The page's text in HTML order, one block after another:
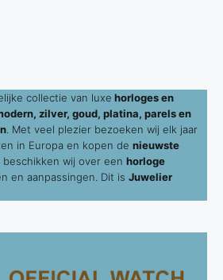
collectie van luxe horloges en
zilver, goud, platina, parels en
. Met veel plezier bezoeken wij elk jaar
in Europa en kopen de nieuwste
beschikken wij over een horloge
en aanpassingen. Dit is Juwelier